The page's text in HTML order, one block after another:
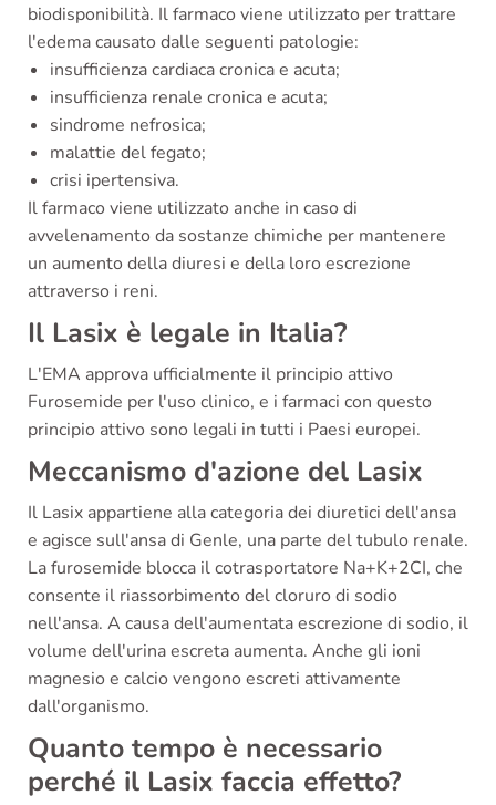
biodisponibilità. Il farmaco viene utilizzato per trattare
l'edema causato dalle seguenti patologie:
insufficienza cardiaca cronica e acuta;
insufficienza renale cronica e acuta;
sindrome nefrosica;
malattie del fegato;
crisi ipertensiva.
Il farmaco viene utilizzato anche in caso di
avvelenamento da sostanze chimiche per mantenere
un aumento della diuresi e della loro escrezione
attraverso i reni.
Il Lasix è legale in Italia?
L'EMA approva ufficialmente il principio attivo
Furosemide per l'uso clinico, e i farmaci con questo
principio attivo sono legali in tutti i Paesi europei.
Meccanismo d'azione del Lasix
Il Lasix appartiene alla categoria dei diuretici dell'ansa
e agisce sull'ansa di Genle, una parte del tubulo renale.
La furosemide blocca il cotrasportatore Na+K+2CI, che
consente il riassorbimento del cloruro di sodio
nell'ansa. A causa dell'aumentata escrezione di sodio, il
volume dell'urina escreta aumenta. Anche gli ioni
magnesio e calcio vengono escreti attivamente
dall'organismo.
Quanto tempo è necessario
perché il Lasix faccia effetto?